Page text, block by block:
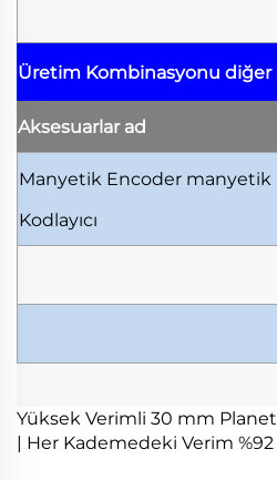
Üretim Kombinasyonu diğer
Aksesuarlar ad
Manyetik Encoder manyetik
Kodlayıcı
Yüksek Verimli 30 mm
| Her Kademedeki Verim %92